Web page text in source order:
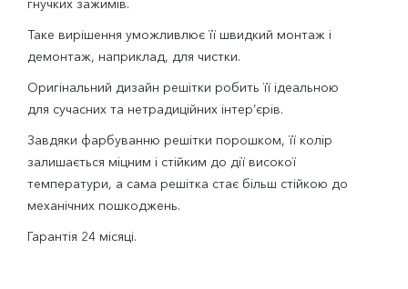
гнучких зажимів.
Таке вирішення уможливлює її швидкий монтаж і
демонтаж, наприклад, для чистки.
Оригінальний дизайн решітки робить її ідеальною
для сучасних та нетрадиційних інтер’єрів.
Завдяки фарбуванню решітки порошком, її колір
залишається міцним і стійким до дії високої
температури, а сама решітка стає більш стійкою до
механічних пошкоджень.
Гарантія 24 місяці.